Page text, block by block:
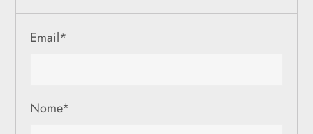
Email*
Nome*